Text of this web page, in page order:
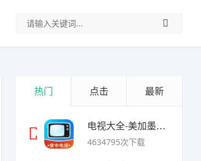
热门 点击 最新
1
电视大全-美加墨世界杯
4634795次下载